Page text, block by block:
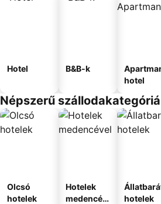
Hotel B&B-k
hotel
Népszerű
Olcsó
hotelek
Hotelek
medencév
hotelek